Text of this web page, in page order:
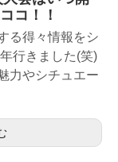
コ！！
る得々情報をシ
行きました(笑)
力やシチュエー